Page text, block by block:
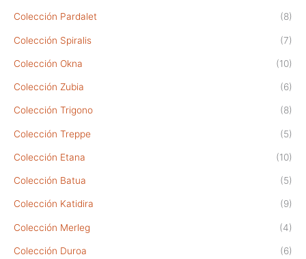
Colección Pardalet (8)
Colección Spiralis (7)
Colección Okna (10)
Colección Zubia (6)
Colección Trigono (8)
Colección Treppe (5)
Colección Etana (10)
Colección Batua (5)
Colección Katidira (9)
Colección Merleg (4)
Colección Duroa (6)